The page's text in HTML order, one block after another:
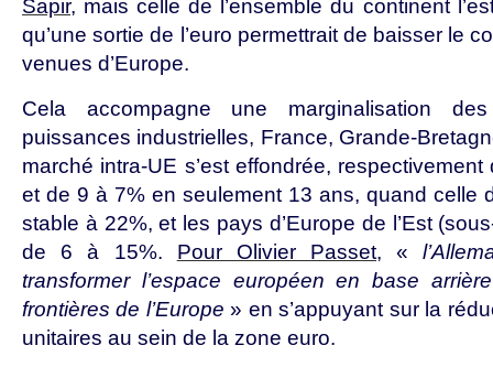
Sapir, mais celle de l’ensemble du continent
qu’une sortie de l’euro permettrait de baisser le
venues d’Europe.
Cela accompagne une marginalisation
puissances industrielles, France, Grande-
marché intra-UE s’est effondrée,
et de 9 à 7% en seulement 13 ans, quand celle
stable à 22%, et les pays d’Europe de l’Est
de 6 à 15%. Pour Olivier Passet, «
transformer l’espace européen en base
frontières de l’Europe» en s’appuyant sur la
unitaires au sein de la zone euro.